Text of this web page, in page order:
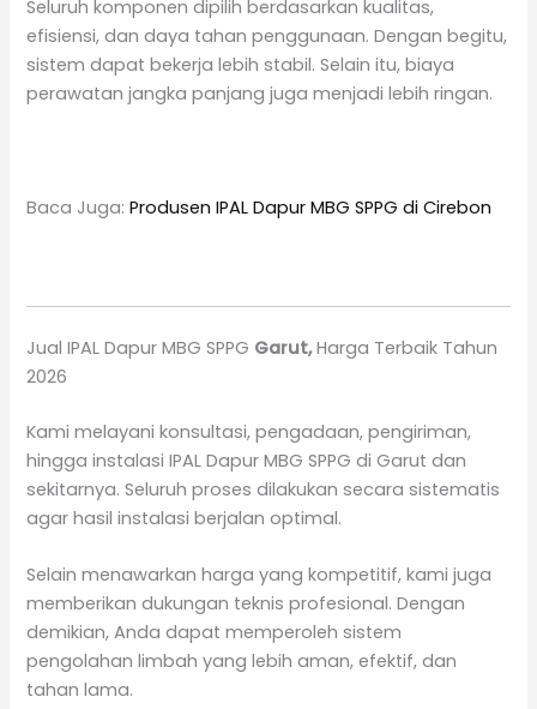
Seluruh komponen dipilih berdasarkan kualitas,
efisiensi, dan daya tahan penggunaan. Dengan begitu,
sistem dapat bekerja lebih stabil. Selain itu, biaya
perawatan jangka panjang juga menjadi lebih ringan.
Baca Juga:Produsen IPAL Dapur MBG SPPG di Cirebon
Jual IPAL Dapur MBG SPPG Garut,Harga Terbaik Tahun
2026
Kami melayani konsultasi, pengadaan, pengiriman,
hingga instalasi IPAL Dapur MBG SPPG di Garut dan
sekitarnya. Seluruh proses dilakukan secara sistematis
agar hasil instalasi berjalan optimal.
Selain menawarkan harga yang kompetitif, kami juga
memberikan dukungan teknis profesional. Dengan
demikian, Anda dapat memperoleh sistem
pengolahan limbah yang lebih aman, efektif, dan
tahan lama.